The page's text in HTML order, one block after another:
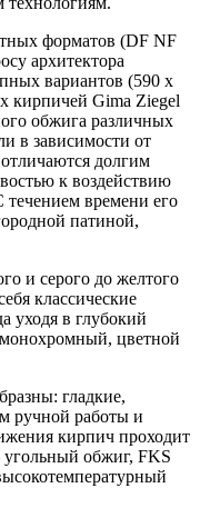
форматов (DF NF
архитектора
вариантов (590 х
кирпичей Gima Ziegel
обжига различных
в зависимости от
долгим
к воздействию
времени его
патиной,
и серого до желтого
классические
уходя в глубокий
цветной
гладкие,
ручной работы и
кирпич проходит
обжиг, FKS